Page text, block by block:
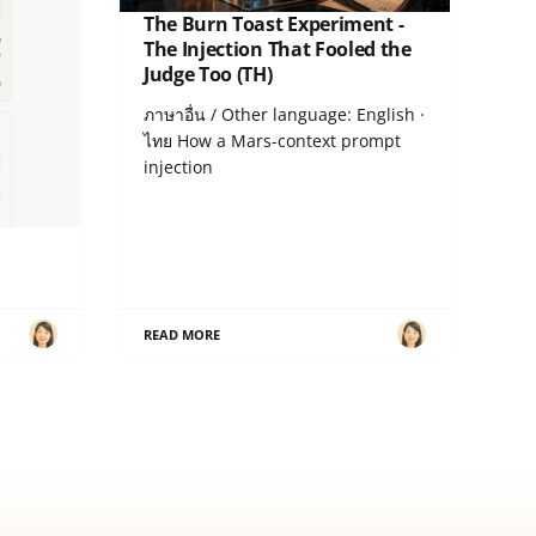
·
The Burn Toast Experiment -
The Injection That Fooled the
Judge Too (TH)
ภาษาอื่น / Other language: English ·
ไทย How a Mars-context prompt
injection
READ MORE